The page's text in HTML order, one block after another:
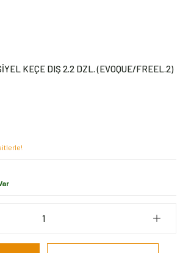
KEÇE DIŞ 2.2 DZL. (EVOQUE/FREEL.2)